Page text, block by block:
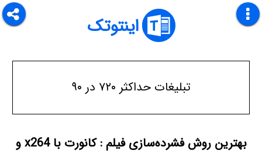
اینتوتک
تبلیغات حداکثر ۷۲۰ در ۹۰
بهترین روش فشرده‌سازی فیلم : کانورت با x264 و